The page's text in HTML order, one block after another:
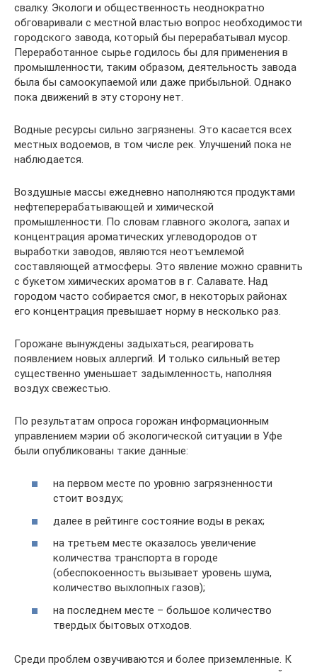
свалку. Экологи и общественность неоднократно
обговаривали с местной властью вопрос необходимости
городского завода, который бы перерабатывал мусор.
Переработанное сырье годилось бы для применения в
промышленности, таким образом, деятельность завода
была бы самоокупаемой или даже прибыльной. Однако
пока движений в эту сторону нет.
Водные ресурсы сильно загрязнены. Это касается всех
местных водоемов, в том числе рек. Улучшений пока не
наблюдается.
Воздушные массы ежедневно наполняются продуктами
нефтеперерабатывающей и химической
промышленности. По словам главного эколога, запах и
концентрация ароматических углеводородов от
выработки заводов, являются неотъемлемой
составляющей атмосферы. Это явление можно сравнить
с букетом химических ароматов в г. Салавате. Над
городом часто собирается смог, в некоторых районах
его концентрация превышает норму в несколько раз.
Горожане вынуждены задыхаться, реагировать
появлением новых аллергий. И только сильный ветер
существенно уменьшает задымленность, наполняя
воздух свежестью.
По результатам опроса горожан информационным
управлением мэрии об экологической ситуации в Уфе
были опубликованы такие данные:
на первом месте по уровню загрязненности
стоит воздух;
далее в рейтинге состояние воды в реках;
на третьем месте оказалось увеличение
количества транспорта в городе
(обеспокоенность вызывает уровень шума,
количество выхлопных газов);
на последнем месте – большое количество
твердых бытовых отходов.
Среди проблем озвучиваются и более приземленные. К